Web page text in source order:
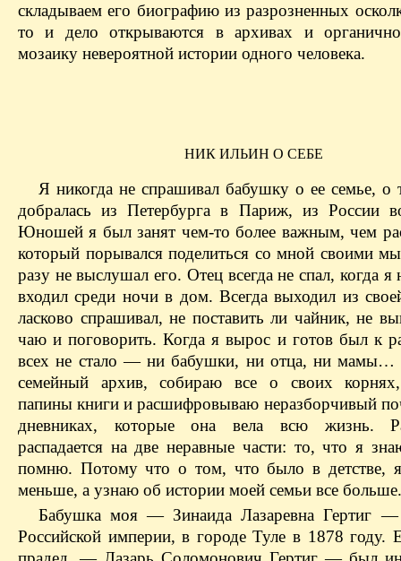
складываем его биографию из разрозненных
то и дело открываются в архивах и
мозаику невероятной истории одного человека.
НИК ИЛЬИН О СЕБЕ
Я никогда не спрашивал бабушку о ее семье, о
добралась из Петербурга в Париж, из России
Юношей я был занят чем-то более важным, чем
который порывался поделиться со мной своими
разу не выслушал его. Отец всегда не спал, когда
входил среди ночи в дом. Всегда выходил из
ласково спрашивал, не поставить ли чайник, не
чаю и поговорить. Когда я вырос и готов был к
всех не стало — ни бабушки, ни отца, ни мамы…
семейный архив, собираю все о своих
папины книги и расшифровываю неразборчивый
дневниках, которые она вела всю жизнь.
распадается на две неравные части: то, что я
помню. Потому что о том, что было в детстве,
меньше, а узнаю об истории моей семьи все больше.
Бабушка моя — Зинаида Лазаревна Гертиг —
Российской империи, в городе Туле в 1878 году.